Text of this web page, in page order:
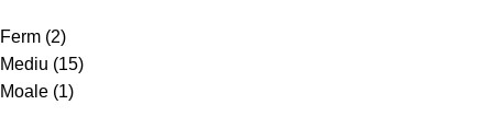
Ferm (2)
Mediu (15)
Moale (1)